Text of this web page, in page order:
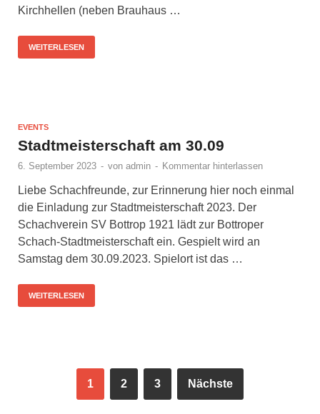
Kirchhellen (neben Brauhaus …
WEITERLESEN
EVENTS
Stadtmeisterschaft am 30.09
6. September 2023 - von admin - Kommentar hinterlassen
Liebe Schachfreunde, zur Erinnerung hier noch einmal
die Einladung zur Stadtmeisterschaft 2023. Der
Schachverein SV Bottrop 1921 lädt zur Bottroper
Schach-Stadtmeisterschaft ein. Gespielt wird an
Samstag dem 30.09.2023. Spielort ist das …
WEITERLESEN
1 2 3 Nächste